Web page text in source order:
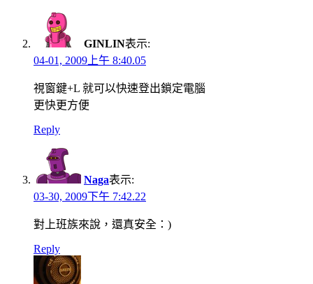
GINLIN表示:
04-01, 2009上午 8:40.05
視窗鍵+L 就可以快速登出鎖定電腦
更快更方便
Reply
Naga表示:
03-30, 2009下午 7:42.22
對上班族來說，還真安全：)
Reply